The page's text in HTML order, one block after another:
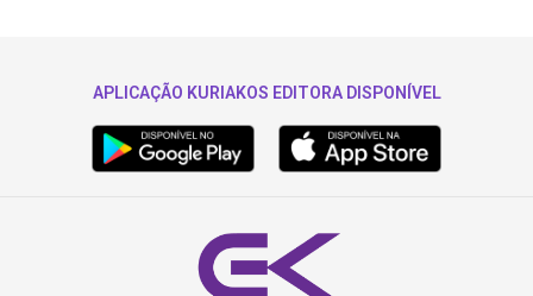
APLICAÇÃO KURIAKOS EDITORA DISPONÍVEL